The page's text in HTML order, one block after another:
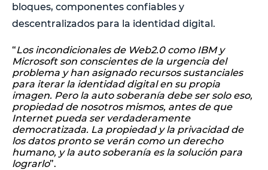
bloques, componentes confiables y
descentralizados para la identidad digital.
“Los incondicionales de Web2.0 como IBM y
Microsoft son conscientes de la urgencia del
problema y han asignado recursos sustanciales
para iterar la identidad digital en su propia
imagen. Pero la auto soberanía debe ser solo eso,
propiedad de nosotros mismos, antes de que
Internet pueda ser verdaderamente
democratizada. La propiedad y la privacidad de
los datos pronto se verán como un derecho
humano, y la auto soberanía es la solución para
lograrlo”.